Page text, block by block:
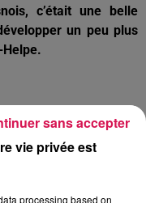
c’était une belle
un peu plus
Helpe.
vie privée est
processing based on
sans accepter